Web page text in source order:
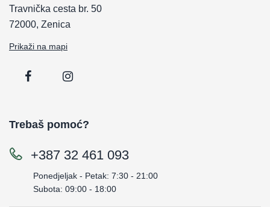
Travnička cesta br. 50
72000, Zenica
Prikaži na mapi
Trebaš pomoć?
+387 32 461 093
Ponedjeljak - Petak: 7:30 - 21:00
Subota: 09:00 - 18:00